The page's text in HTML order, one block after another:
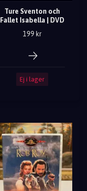
Ture Sventon och
Fallet Isabella | DVD
199 kr
Ej i lager